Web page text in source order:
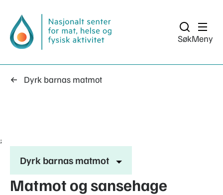
SøkMeny
Dyrk barnas matmot
;
Dyrk barnas matmot
Matmot og sansehage